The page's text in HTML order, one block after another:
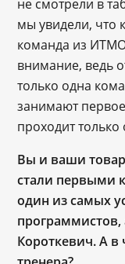
не смотрели в
мы увидели, что
команда из
внимание, ведь
только одна
занимают
проходит только
Вы и ваши
стали первыми
один из самых
Короткевич. А